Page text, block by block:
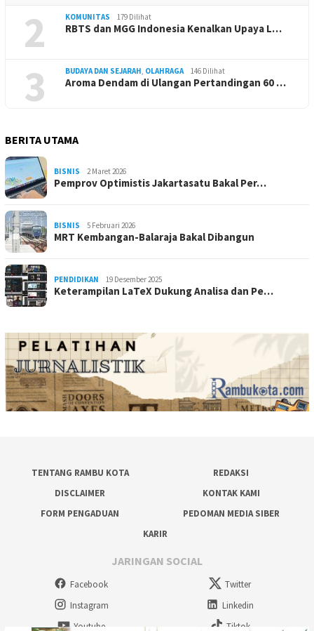
2 KOMUNITAS 179 Dilihat
RBTS dan MGG Indonesia Kenalkan Upaya L…
3 BUDAYA DAN SEJARAH, OLAHRAGA 146 Dilihat
Aroma Dendam di Ulangan Pertandingan 60 …
BERITA UTAMA
BISNIS 2 Maret 2026
Pemprov Optimistis Jakartasatu Bakal Per…
BISNIS 5 Februari 2026
MRT Kembangan-Balaraja Bakal Dibangun
PENDIDIKAN 19 Desember 2025
Keterampilan LaTeX Dukung Analisa dan Pe…
TENTANG RAMBU KOTA
REDAKSI
DISCLAIMER
KONTAK KAMI
FORM PENGADUAN
PEDOMAN MEDIA SIBER
KARIR
JARINGAN SOCIAL
Facebook
Twitter
Instagram
Linkedin
Youtube
Tiktok